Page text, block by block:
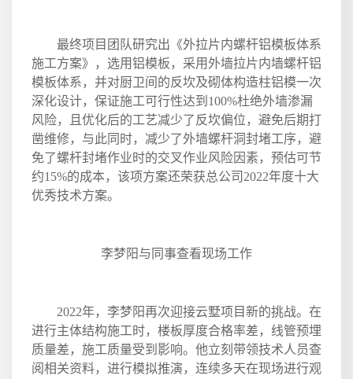
最终项目团队研究出《外拉片内螺杆铝模板体系
施工方案》，选用铝模板，采用外墙拉片内墙螺杆铝
模板体系，并对厨卫间的反坎及砌体构造柱铝模一次
深化设计，保证施工可行性达到 100%杜绝外墙渗漏
风险，且优化后的工艺减少了反坎偏位，避免后期打
凿维修，与此同时，减少了外墙螺杆洞封堵工序，避
免了螺杆封堵作业时的交叉作业风险因素，预估可节
约15%的成本，该项方案还荣获总公司 2022年度十大
优秀技术方案。
李梦阳与同事查看现场工作
2022年，李梦阳再次迎接云墅项目新的挑战。在
进行主体结构施工时，楼板厚度合格率差，线管预埋
质量差，施工质量受到影响。他立刻带领技术人员查
阅相关资料，进行模拟推演，连续多天在现场进行观